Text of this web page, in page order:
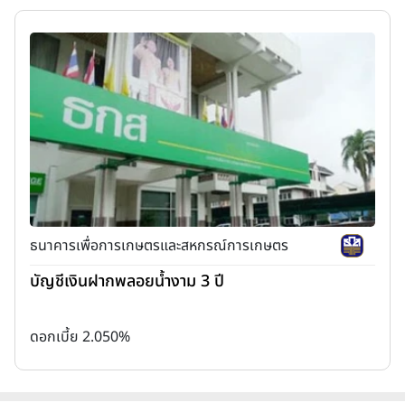
ธนาคารเพื่อการเกษตรและสหกรณ์การเกษตร
บัญชีเงินฝากพลอยน้ำงาม 3 ปี
ดอกเบี้ย 2.050%